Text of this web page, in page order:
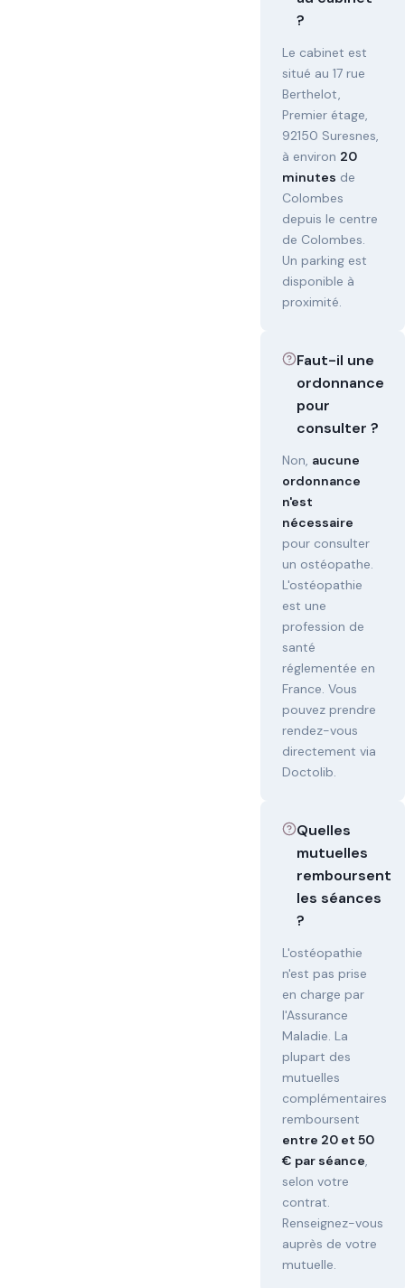
?
Le cabinet est
situé au 17 rue
Berthelot,
Premier étage,
92150 Suresnes,
à environ 20
minutes de
Colombes
depuis le centre
de Colombes.
Un parking est
disponible à
proximité.
Faut-il une
ordonnance
pour
consulter ?
Non, aucune
ordonnance
n'est
nécessaire
pour consulter
un ostéopathe.
L'ostéopathie
est une
profession de
santé
réglementée en
France. Vous
pouvez prendre
rendez-vous
directement via
Doctolib.
Quelles
mutuelles
remboursent
les séances
?
L'ostéopathie
n'est pas prise
en charge par
l'Assurance
Maladie. La
plupart des
mutuelles
complémentaires
remboursent
entre 20 et 50
€ par séance,
selon votre
contrat.
Renseignez-vous
auprès de votre
mutuelle.